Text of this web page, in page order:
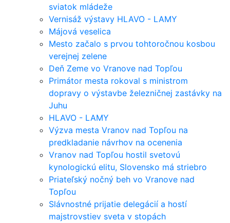
sviatok mládeže
Vernisáž výstavy HLAVO - LAMY
Májová veselica
Mesto začalo s prvou tohtoročnou kosbou
verejnej zelene
Deň Zeme vo Vranove nad Topľou
Primátor mesta rokoval s ministrom
dopravy o výstavbe železničnej zastávky na
Juhu
HLAVO - LAMY
Výzva mesta Vranov nad Topľou na
predkladanie návrhov na ocenenia
Vranov nad Topľou hostil svetovú
kynologickú elitu, Slovensko má striebro
Priateľský nočný beh vo Vranove nad
Topľou
Slávnostné prijatie delegácií a hostí
majstrovstiev sveta v stopách